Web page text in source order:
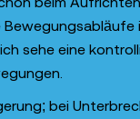
sehe eine
bei